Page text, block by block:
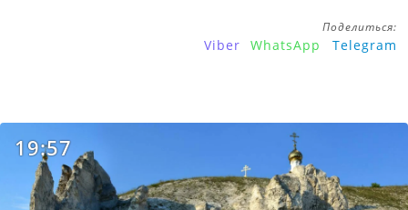
Поделиться:
Viber WhatsApp Telegram
19:57